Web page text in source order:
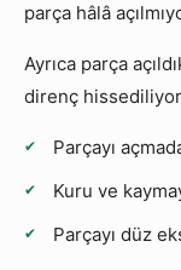
parça hâlâ
Ayrıca parça
direnç
Parçayı
Kuru ve
Parçayı düz